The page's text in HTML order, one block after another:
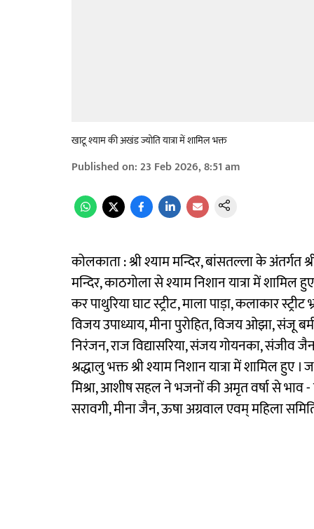
खाटू श्याम की अखंड ज्योति यात्रा में शामिल भक्त
Published on:23 Feb 2026, 8:51 am
कोलकाता : श्री श्याम मन्दिर, बांसतल्ला के अंतर्गत
मन्दिर, काठगोला से श्याम निशान यात्रा में शामिल
कर पाथुरिया घाट स्ट्रीट, माला पाड़ा, कलाकार
विजय उपाध्याय, मीना पुरोहित, विजय ओझा, संजू
निरंजन, राज विद्यासरिया, संजय गोयनका, संजीव
श्रद्धालु भक्त श्री श्याम निशान यात्रा में शामिल
मिश्रा, आशीष सहल ने भजनों की अमृत वर्षा से भाव -
सरावगी, मीना जैन, ऊषा अग्रवाल एवम् महिला